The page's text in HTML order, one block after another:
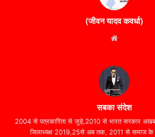
(जीवन यादव कवर्धा)
सबका संदेश
2004 से पत्रकारिता से जुड़े,2010 से भारत सरकार
जिलाध्यक्ष 2019,25से अब तक, 2011 से समाज के